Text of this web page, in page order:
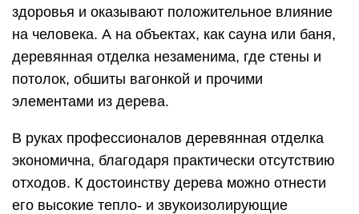
здоровья и оказывают положительное влияние
на человека. А на объектах, как сауна или баня,
деревянная отделка незаменима, где стены и
потолок, обшиты вагонкой и прочими
элементами из дерева.
В руках профессионалов деревянная отделка
экономична, благодаря практически отсутствию
отходов. К достоинству дерева можно отнести
его высокие тепло- и звукоизолирующие